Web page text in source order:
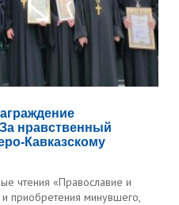
нравственный
Кавказскому
чтения «Православие и
и приобретения минувшего,